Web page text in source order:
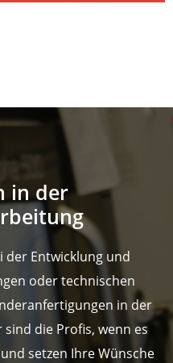
in der
der Entwicklung und
oder technischen
in der
die Profis, wenn es
setzen Ihre Wünsche